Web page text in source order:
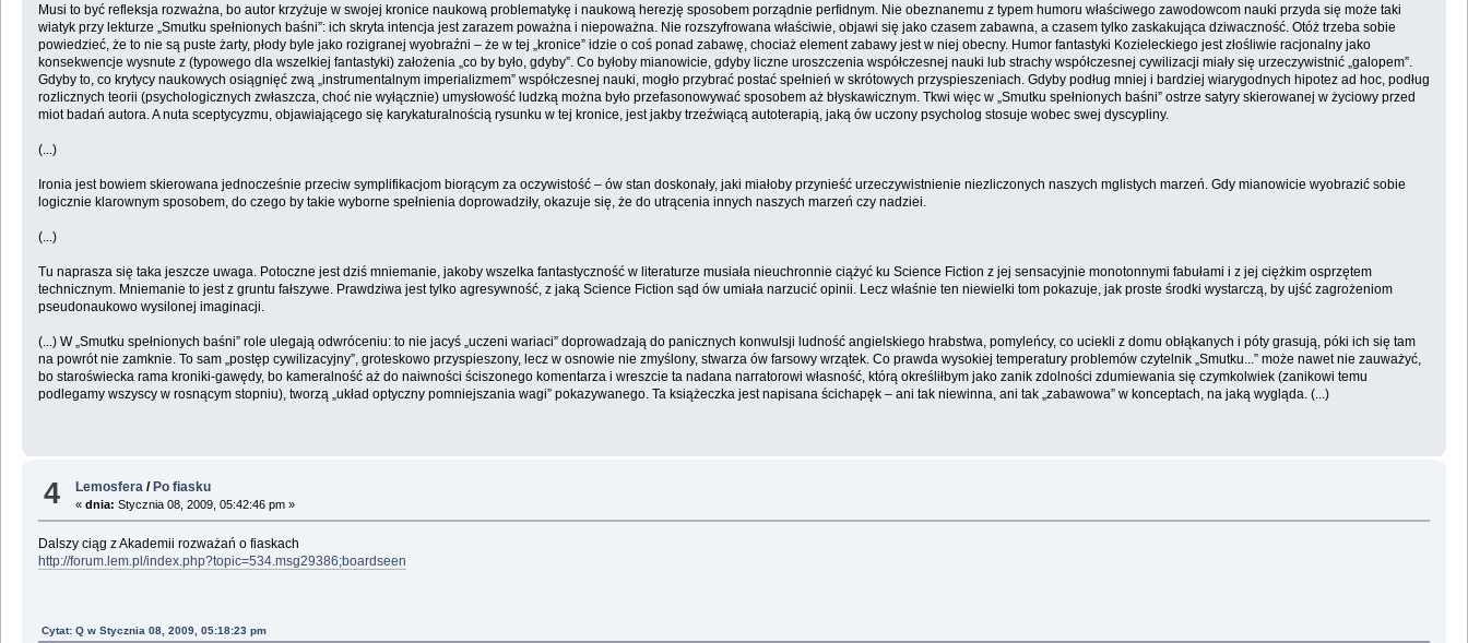
Musi to być refleksja rozważna, bo autor krzyżuje w swojej kronice naukową problematykę i naukową herezję sposobem porządnie perfidnym. Nie obeznanemu z typem humoru właściwego zawodowcom nauki przyda się może taki
wiatyk przy lekturze „Smutku spełnionych baśni”: ich skryta intencja jest zarazem poważna i niepoważna. Nie rozszyfrowana właściwie, objawi się jako czasem zabawna, a czasem tylko zaskakująca dziwaczność. Otóż trzeba sobie
powiedzieć, że to nie są puste żarty, płody byle jako rozigranej wyobraźni – że w tej „kronice” idzie o coś ponad zabawę, chociaż element zabawy jest w niej obecny. Humor fantastyki Kozieleckiego jest złośliwie racjonalny jako
konsekwencje wysnute z (typowego dla wszelkiej fantastyki) założenia „co by było, gdyby”. Co byłoby mianowicie, gdyby liczne uroszczenia współczesnej nauki lub strachy współczesnej cywilizacji miały się urzeczywistnić „galopem”.
Gdyby to, co krytycy naukowych osiągnięć zwą „instrumentalnym imperializmem” współczesnej nauki, mogło przybrać postać spełnień w skrótowych przyspieszeniach. Gdyby podług mniej i bardziej wiarygodnych hipotez ad hoc, podług
rozlicznych teorii (psychologicznych zwłaszcza, choć nie wyłącznie) umysłowość ludzką można było przefasonowywać sposobem aż błyskawicznym. Tkwi więc w „Smutku spełnionych baśni” ostrze satyry skierowanej w życiowy przed
miot badań autora. A nuta sceptycyzmu, objawiającego się karykaturalnością rysunku w tej kronice, jest jakby trzeźwiącą autoterapią, jaką ów uczony psycholog stosuje wobec swej dyscypliny.
(...)
Ironia jest bowiem skierowana jednocześnie przeciw symplifikacjom biorącym za oczywistość – ów stan doskonały, jaki miałoby przynieść urzeczywistnienie niezliczonych naszych mglistych marzeń. Gdy mianowicie wyobrazić sobie
logicznie klarownym sposobem, do czego by takie wyborne spełnienia doprowadziły, okazuje się, że do utrącenia innych naszych marzeń czy nadziei.
(...)
Tu naprasza się taka jeszcze uwaga. Potoczne jest dziś mniemanie, jakoby wszelka fantastyczność w literaturze musiała nieuchronnie ciążyć ku Science Fiction z jej sensacyjnie monotonnymi fabułami i z jej ciężkim osprzętem
technicznym. Mniemanie to jest z gruntu fałszywe. Prawdziwa jest tylko agresywność, z jaką Science Fiction sąd ów umiała narzucić opinii. Lecz właśnie ten niewielki tom pokazuje, jak proste środki wystarczą, by ujść zagrożeniom
pseudonaukowo wysilonej imaginacji.
(...) W „Smutku spełnionych baśni” role ulegają odwróceniu: to nie jacyś „uczeni wariaci” doprowadzają do panicznych konwulsji ludność angielskiego hrabstwa, pomyleńcy, co uciekli z domu obłąkanych i póty grasują, póki ich się tam
na powrót nie zamknie. To sam „postęp cywilizacyjny”, groteskowo przyspieszony, lecz w osnowie nie zmyślony, stwarza ów farsowy wrzątek. Co prawda wysokiej temperatury problemów czytelnik „Smutku...” może nawet nie zauważyć,
bo staroświecka rama kroniki-gawędy, bo kameralność aż do naiwności ściszonego komentarza i wreszcie ta nadana narratorowi własność, którą określiłbym jako zanik zdolności zdumiewania się czymkolwiek (zanikowi temu
podlegamy wszyscy w rosnącym stopniu), tworzą „układ optyczny pomniejszania wagi” pokazywanego. Ta książeczka jest napisana ścichapęk – ani tak niewinna, ani tak „zabawowa” w konceptach, na jaką wygląda. (...)
4 Lemosfera / Po fiasku
«dnia: Stycznia 08, 2009, 05:42:46 pm »
Dalszy ciąg z Akademii rozważań o fiaskach
http://forum.lem.pl/index.php?topic=534.msg29386;boardseen
Cytat: Q w Stycznia 08, 2009, 05:18:23 pm